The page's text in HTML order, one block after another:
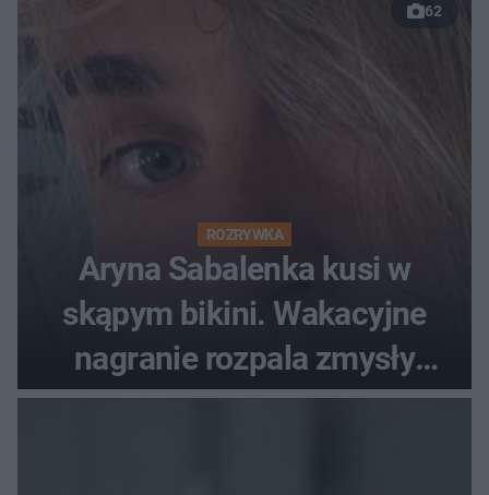
62
ROZRYWKA
Aryna Sabalenka kusi w
skąpym bikini. Wakacyjne
nagranie rozpala zmysły
fanów